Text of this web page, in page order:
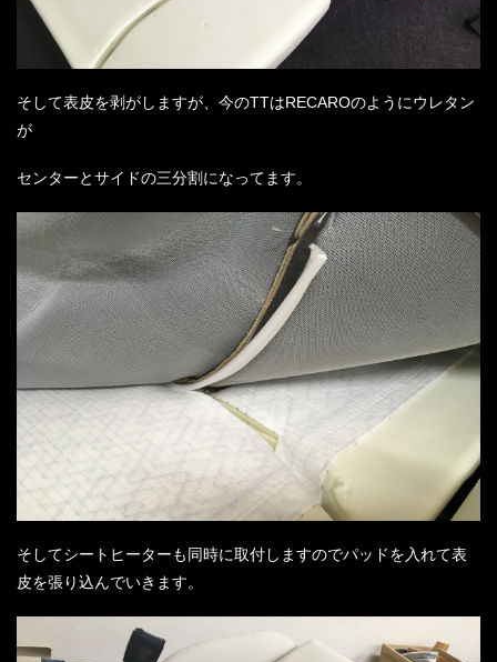
そして表皮を剥がしますが、今のTTはRECAROのようにウレタン
が
センターとサイドの三分割になってます。
そしてシートヒーターも同時に取付しますのでパッドを入れて表
皮を張り込んでいきます。